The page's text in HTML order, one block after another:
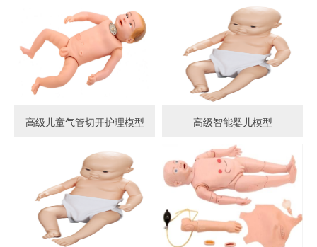
高级儿童气管切开护理模型 高级智能婴儿模型